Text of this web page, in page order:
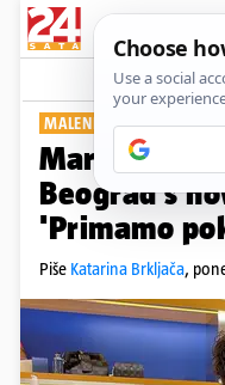
MALENI MARIO
Marija
Beograd s
'Primamo
Piše Katarina Brkljača,